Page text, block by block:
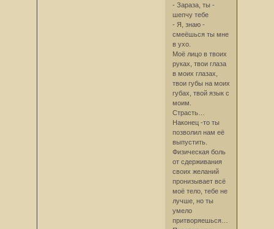
- Зараза, ты -
шепчу тебе
- Я, знаю -
смеёшься ты мне
в ухо.
Моё лицо в твоих
руках, твои глаза
в моих глазах,
твои губы на моих
губах, твой язык с
моим.
Страсть…
Наконец -то ты
позволил нам её
выпустить.
Физическая боль
от сдерживания
своих желаний
пронизывает всё
моё тело, тебе не
лучше, но ты
умело
притворяешься…